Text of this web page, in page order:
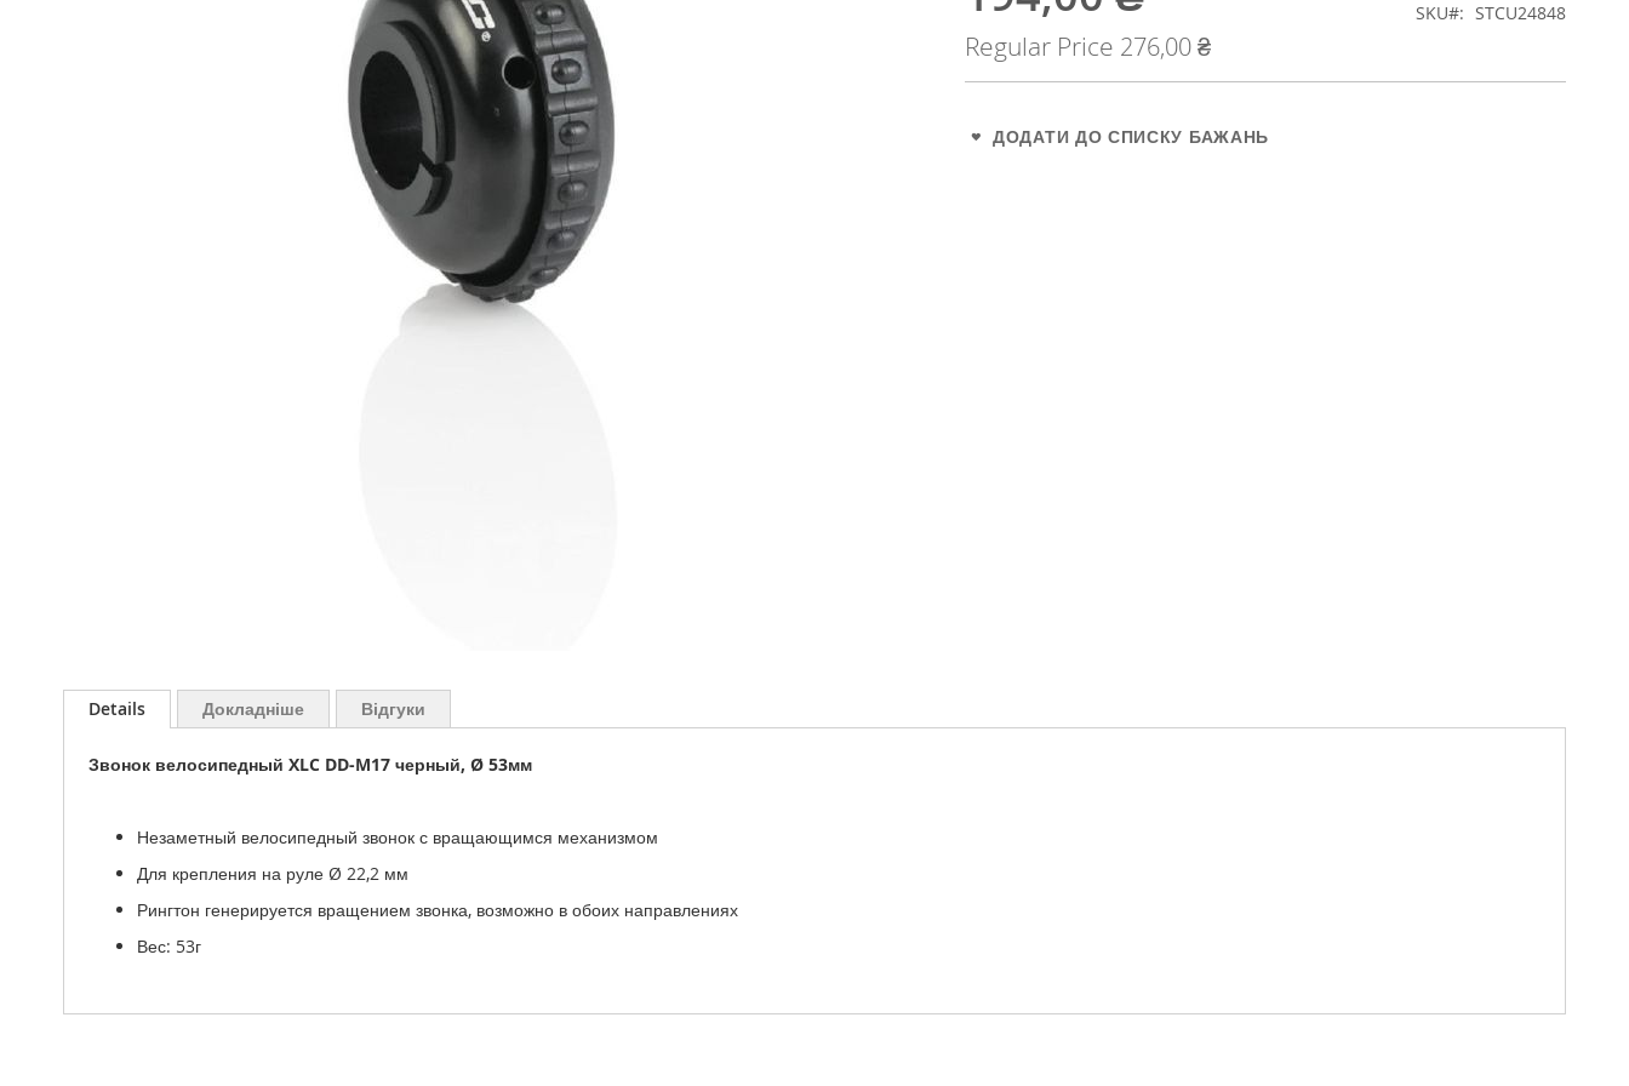
до
початку
зображень
Regular Price 276,00 ₴
SKU
STCU24848
ДОДАТИ ДО СПИСКУ БАЖАНЬ
Details
Звонок велосипедный XLC DD-M17 черный, Ø 53мм
Незаметный велосипедный звонок с вращающимся механизмом
Для крепления на руле Ø 22,2 мм
Рингтон генерируется вращением звонка, возможно в обоих направлениях
Вес: 53г
Докладніше Відгуки